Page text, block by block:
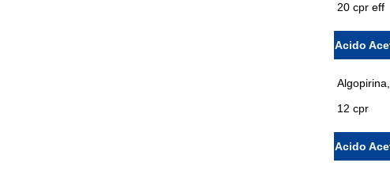
20 cpr eff
Acido
12 cpr
Acido